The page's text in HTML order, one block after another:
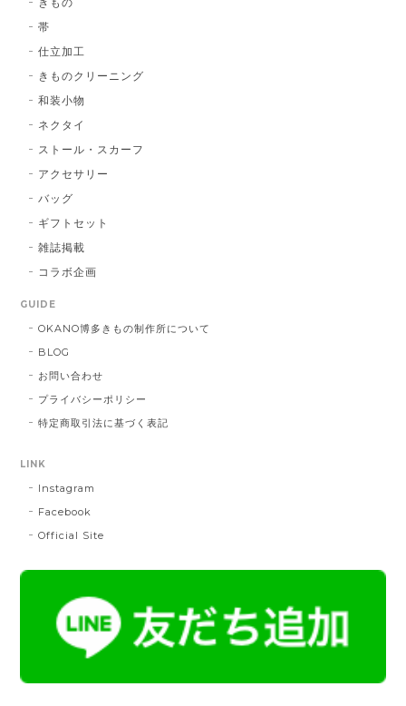
2025/05/26
2024/11/30
帯締 二分紐：鼡
NN：鼡
帯
仕立加工
きものクリーニング
和装小物
ネクタイ
ストール・スカーフ
アクセサリー
バッグ
ギフトセット
雑誌掲載
コラボ企画
GUIDE
OKANO博多きもの制作所について
BLOG
お問い合わせ
プライバシーポリシー
特定商取引法に基づく表記
LINK
Instagram
Facebook
Official Site